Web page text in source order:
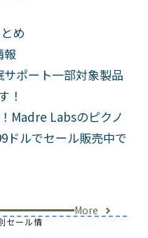
め
報
ポート一部対象製品
！
Madre Labsのピクノ
ドルでセール販売中で
More
セール情